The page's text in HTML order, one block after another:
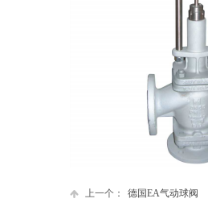
上一个： 德国EA气动球阀